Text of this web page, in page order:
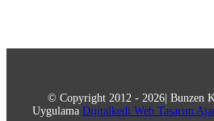
© Copyright 2012 - 2026| Bunzen
Uygulama Dijitalkedi Web Tasarım